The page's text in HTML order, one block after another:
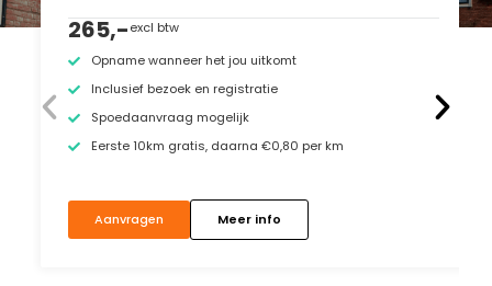
265,-excl btw
Opname wanneer het jou uitkomt
Inclusief bezoek en registratie
Spoedaanvraag mogelijk
Eerste 10km gratis, daarna €0,80 per km
Aanvragen Meer info